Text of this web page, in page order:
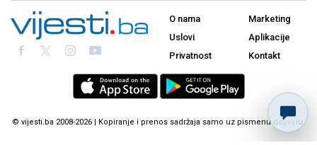
O nama
Uslovi
Privatnost
Marketing
Aplikacije
Kontakt
© vijesti.ba 2008-2026 | Kopiranje i prenos sadržaja samo uz pismenu dozvolu.